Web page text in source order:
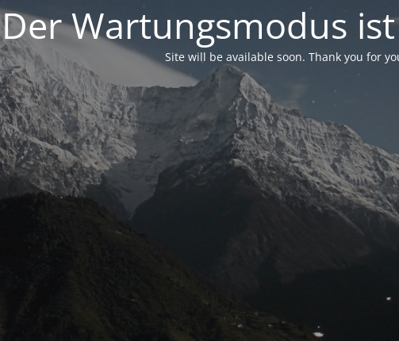
Der Wartungsmodus
Site will be available soon. Thank you for